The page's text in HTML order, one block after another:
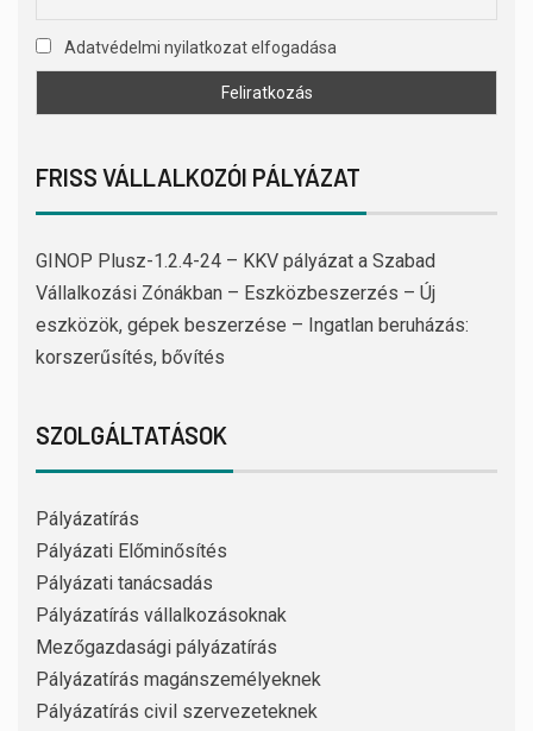
Adatvédelmi nyilatkozat elfogadása
FRISS VÁLLALKOZÓI PÁLYÁZAT
GINOP Plusz-1.2.4-24 – KKV pályázat a Szabad
Vállalkozási Zónákban – Eszközbeszerzés – Új
eszközök, gépek beszerzése – Ingatlan beruházás:
korszerűsítés, bővítés
SZOLGÁLTATÁSOK
Pályázatírás
Pályázati Előminősítés
Pályázati tanácsadás
Pályázatírás vállalkozásoknak
Mezőgazdasági pályázatírás
Pályázatírás magánszemélyeknek
Pályázatírás civil szervezeteknek